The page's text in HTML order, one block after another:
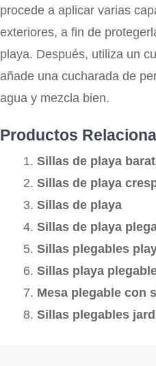
procede a aplicar varias
exteriores, a fin de
playa. Después, utiliza un
añade una cucharada de
agua y mezcla bien.
Productos
Sillas de playa
Sillas de playa
Sillas de playa
Sillas de playa
Sillas plegables
Sillas playa
Mesa plegable con
Sillas plegables